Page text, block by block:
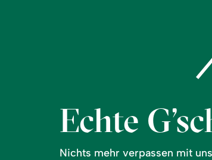
Echte
Nichts mehr verpassen mit